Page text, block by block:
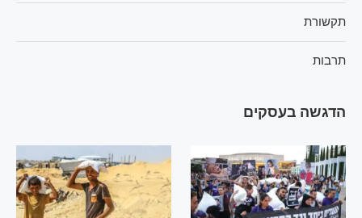
תקשורת
תרבות
הדגשה בעסקים